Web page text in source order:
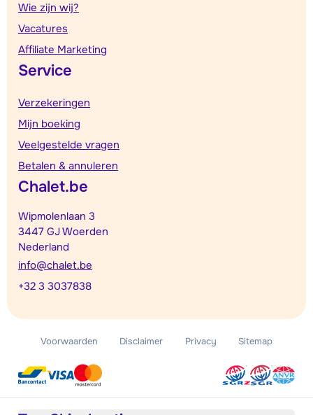
Wie zijn wij?
Vacatures
Affiliate Marketing
Service
Verzekeringen
Mijn boeking
Veelgestelde vragen
Betalen & annuleren
Chalet.be
Wipmolenlaan 3
3447 GJ Woerden
Nederland
info@chalet.be
+32 3 3037838
Voorwaarden Disclaimer Privacy Sitemap